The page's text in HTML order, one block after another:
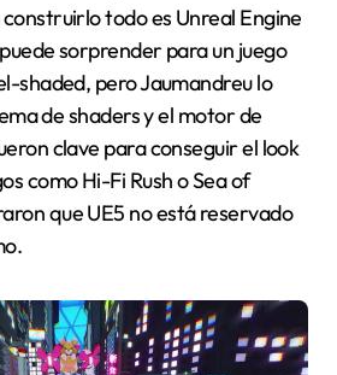
todo es Unreal Engine
sorprender para un juego
shaded, pero Jaumandreu lo
de shaders y el motor de
clave para conseguir el look
como Hi-Fi Rush o Sea of
que UE5 no está reservado